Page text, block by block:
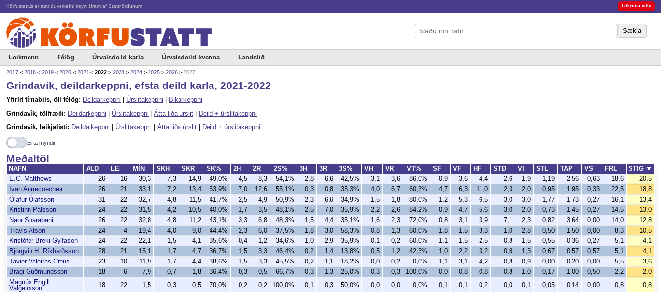
Körfustatt.is er ástríðuverkefni keyrt áfram af Stattnördunum Tilkynna villu
Sækja
Leikmenn Félög Úrvalsdeild karla Úrvalsdeild kvenna Landslið
2017 < 2018 < 2019 < 2020 < 2021 < 2022 > 2023 > 2024 > 2025 > 2026 > 2027
Grindavík, deildarkeppni, efsta deild karla, 2021-2022
Yfirlit tímabils, öll félög: Deildarkeppni Úrslitakeppni
Bikarkeppni
Grindavík, tölfræði: Deildarkeppni Úrslitakeppni Átta liða úrslit
Deild + úrslitakeppni
Grindavík, leikjalisti: Deildarkeppni Úrslitakeppni Átta liða úrslit Deild + úrslitakeppni
Birta myndir
Meðaltöl
NAFN ALD LEI MÍN SKH SKR SK% 2H 2R 2S% 3H 3R 3S% VH VR VT% SF VF HF STÐ VI STL TAP VS FRL STIG ▼
E.C. Matthews
26 16 30,3 7,3 14,9 49,0% 4,5 8,3 54,1% 2,8 6,6 42,5% 3,1 3,6 86,0% 0,9 3,6 4,4 2,6 1,9 1,19 2,56 0,63 18,6
20,5
Ivan Aurrecoechea
26 21 33,1 7,2 13,4 53,9% 7,0 12,6 55,1% 0,3 0,8 35,3% 4,0 6,7 60,3% 4,7 6,3 11,0 2,3 2,0 0,95 1,95 0,33 22,5
18,8
Ólafur Ólafsson
31 22 32,7 4,8 11,5 41,7% 2,5 4,9 50,9% 2,3 6,6 34,9% 1,5 1,8 80,0% 1,2 5,3 6,5 3,0 3,0 1,77 1,73 0,27 16,1
13,4
Kristinn Pálsson
24 22 31,5 4,2 10,5 40,0% 1,7 3,5 48,1% 2,5 7,0 35,9% 2,2 2,6 84,2% 0,9 4,7 5,6 3,0 2,0 0,73 1,45 0,27 14,5
13,0
Naor Sharabani
26 22 32,8 4,8 11,2 43,1% 3,3 6,8 48,3% 1,5 4,4 35,1% 1,6 2,3 72,0% 0,8 3,1 3,9 7,1 2,3 0,82 3,64 0,00 14,0
12,8
Travis Atson
24 4 19,4 4,0 9,0 44,4% 2,3 6,0 37,5% 1,8 3,0 58,3% 0,8 1,3 60,0% 1,8 1,5 3,3 1,0 2,8 0,50 1,50 0,00 8,3
10,5
Kristófer Breki Gylfason
24 22 22,1 1,5 4,1 35,6% 0,4 1,2 34,6% 1,0 2,9 35,9% 0,1 0,2 60,0% 1,1 1,5 2,5 0,8 1,5 0,55 0,36 0,27 5,1
4,1
Björgvin H. Ríkharðsson
28 21 15,1 1,7 4,7 36,7% 1,5 3,3 46,4% 0,2 1,4 13,8% 0,5 1,2 42,3% 1,0 2,2 3,2 0,8 1,3 0,67 0,57 0,57 5,1
4,1
Javier Valeiras Creus
23 10 11,9 1,7 4,4 38,6% 1,5 3,3 45,5% 0,2 1,1 18,2% 0,0 0,2 0,0% 1,1 3,1 4,2 0,8 0,9 0,00 0,20 0,00 5,5
3,6
Bragi Guðmundsson
18 6 7,9 0,7 1,8 36,4% 0,3 0,5 66,7% 0,3 1,3 25,0% 0,3 0,3 100,0% 0,0 0,8 0,8 0,8 1,0 0,17 1,00 0,50 2,2
2,0
Magnús Engill
Valgeirsson
18 22 1,5 0,3 0,5 70,0% 0,2 0,2 100,0% 0,1 0,3 50,0% 0,0 0,0 0,0% 0,1 0,1 0,2 0,0 0,1 0,05 0,14 0,00 0,8
0,8